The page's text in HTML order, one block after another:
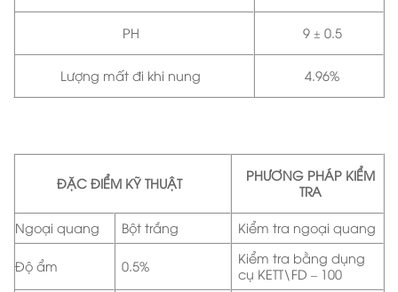
PH 9 ± 0.5
Lượng mất đi khi nung 4.96%
ĐẶC ĐIỂM KỸ THUẬT
PHƯƠNG PHÁP KIỂM
TRA
Ngoại quang Bột trắng Kiểm tra ngoại quang
Độ ẩm 0.5%
Kiểm tra bằng dụng
cụ KETT\FD – 100